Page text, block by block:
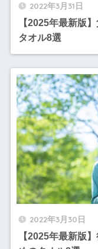
2022年3月31日
【2025年最新版
タオル8選
2022年3月30日
【2025年最新版